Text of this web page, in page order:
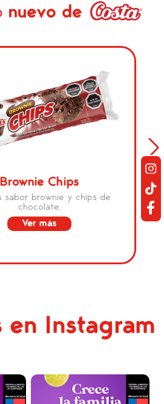
nuevo de
Chips
brownie y chips de
chocolate.
Ver más
en Instagram